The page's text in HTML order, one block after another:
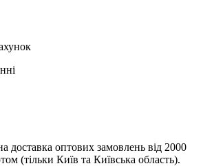
доставка оптових замовлень від 2000
(тільки Київ та Київська область).